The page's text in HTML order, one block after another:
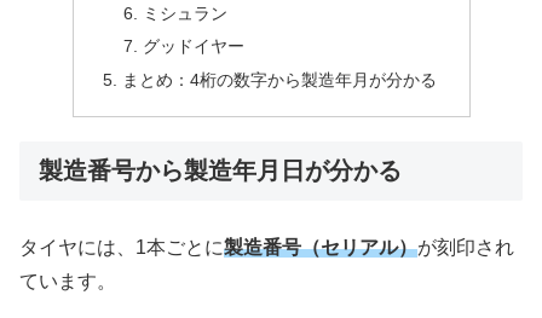
ミシュラン
グッドイヤー
まとめ：4桁の数字から製造年月が分かる
製造番号から製造年月日が分かる
タイヤには、1本ごとに製造番号（セリアル）が刻印され
ています。